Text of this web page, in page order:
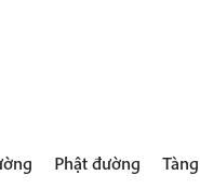
Phật đường